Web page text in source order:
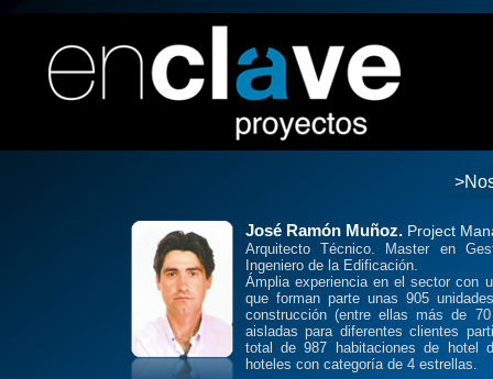
José Ramón Muñoz.Project
Arquitecto Técnico. Master en
Ingeniero de la Edificación.
Ámplia experiencia en el sector con
que forman parte unas 905
construcción (entre ellas más de
aisladas para diferentes clientes
total de 987 habitaciones de hotel
hoteles con categoría de 4 estrellas.